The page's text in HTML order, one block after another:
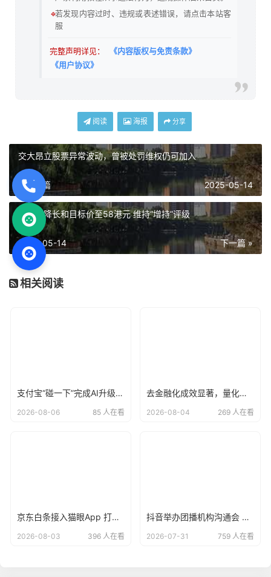
🔹若发现内容过时、违规或表述错误，请点击本站客
服
完整声明详见：
《内容版权与免责条款》
《用户协议》
阅读 海报 分享
交大昂立股票异常波动，曾被处罚维权仍可加入
« 上一篇 2025-05-14
里昂：降长和目标价至58港元 维持“增持”评级
下一篇 »
2025-05-14
相关阅读
支付宝“碰一下”完成AI升级，用户已达4亿
2026-08-06 85 人在看
去金融化成效显著，量化派羊小咩告别野蛮生长？
2026-08-04 269 人在看
京东白条接入猫眼App 打造“先观影 后付款”便捷支付方式
2026-08-03 396 人在看
抖音举办团播机构沟通会 倡议各方共建清朗直播生态
2026-07-31 759 人在看